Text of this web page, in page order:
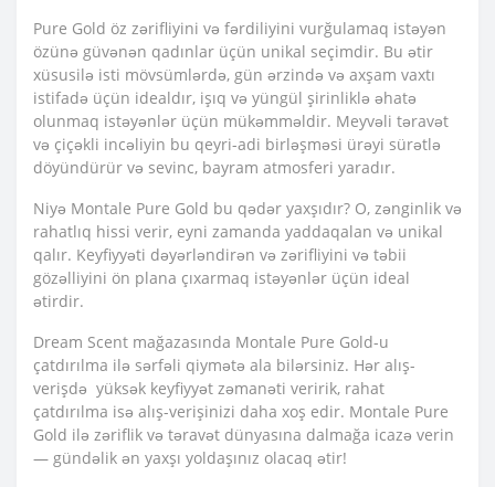
Pure Gold öz zərifliyini və fərdiliyini vurğulamaq istəyən
özünə güvənən qadınlar üçün unikal seçimdir. Bu ətir
xüsusilə isti mövsümlərdə, gün ərzində və axşam vaxtı
istifadə üçün idealdır, işıq və yüngül şirinliklə əhatə
olunmaq istəyənlər üçün mükəmməldir. Meyvəli təravət
və çiçəkli incəliyin bu qeyri-adi birləşməsi ürəyi sürətlə
döyündürür və sevinc, bayram atmosferi yaradır.
Niyə Montale Pure Gold bu qədər yaxşıdır? O, zənginlik və
rahatlıq hissi verir, eyni zamanda yaddaqalan və unikal
qalır. Keyfiyyəti dəyərləndirən və zərifliyini və təbii
gözəlliyini ön plana çıxarmaq istəyənlər üçün ideal
ətirdir.
Dream Scent mağazasında Montale Pure Gold-u
çatdırılma ilə sərfəli qiymətə ala bilərsiniz. Hər alış-
verişdə yüksək keyfiyyət zəmanəti veririk, rahat
çatdırılma isə alış-verişinizi daha xoş edir. Montale Pure
Gold ilə zəriflik və təravət dünyasına dalmağa icazə verin
— gündəlik ən yaxşı yoldaşınız olacaq ətir!